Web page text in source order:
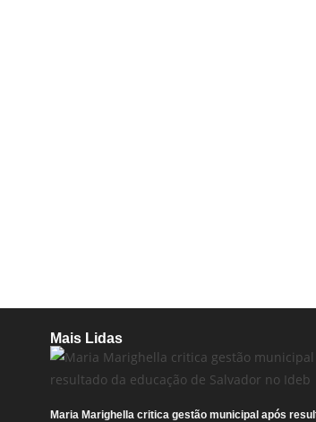
Mais Lidas
Maria Marighella critica gestão municipal após